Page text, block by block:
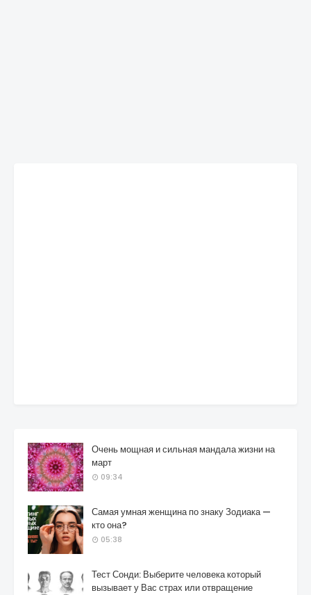
Очень мощная и сильная мандала жизни на
март
09:34
Самая умная женщина по знаку Зодиака —
кто она?
05:38
Тест Сонди: Выберите человека который
вызывает у Вас страх или отвращение